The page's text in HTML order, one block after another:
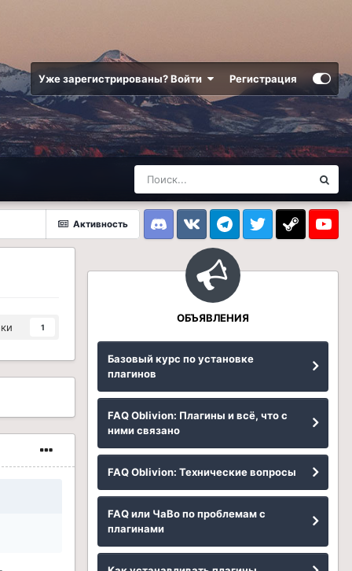
Уже зарегистрированы? Войти Регистрация
Активность
DiscordVK TelegramTwitter Steam
1
ОБЪЯВЛЕНИЯ
Базовый курс по установке
плагинов
FAQ Oblivion: Плагины и всё, что с
ними связано
FAQ Oblivion: Технические вопросы
FAQ или ЧаВо по проблемам с
плагинами